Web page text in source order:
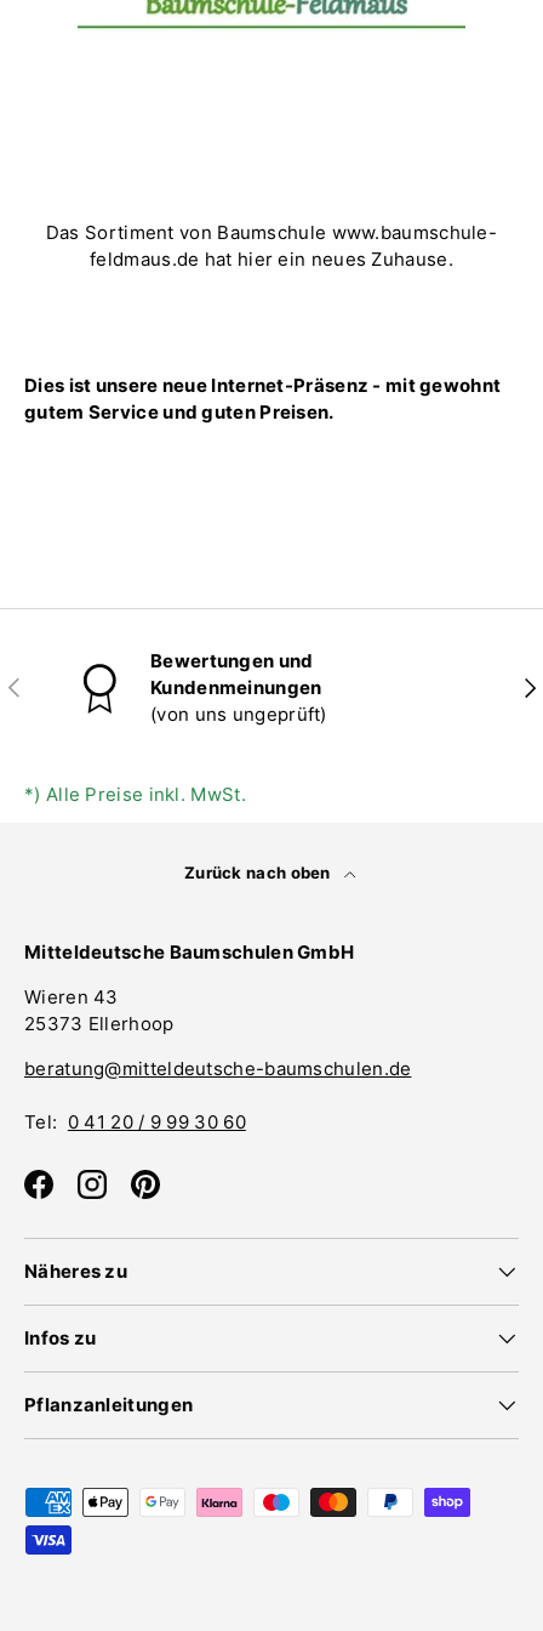
Das Sortiment von Baumschule www.baumschule-
feldmaus.de hat hier ein neues Zuhause.
Dies ist unsere neue Internet-Präsenz - mit gewohnt
gutem Service und guten Preisen.
Vorherige
Bewertungen und
Kundenmeinungen
(von uns ungeprüft)
*) Alle Preise inkl. MwSt.
Zurück nach oben
Mitteldeutsche Baumschulen GmbH
Wieren 43
25373 Ellerhoop
beratung@mitteldeutsche-baumschulen.de
Tel: 0 41 20 / 9 99 30 60
FacebookInstagramPinterest
Näheres zu
Infos zu
Pflanzanleitungen
Zahlungsmethoden